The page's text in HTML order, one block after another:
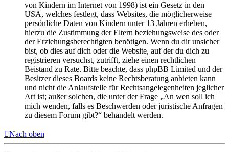
von Kindern im Internet von 1998) ist ein Gesetz in den
USA, welches festlegt, dass Websites, die möglicherweise
persönliche Daten von Kindern unter 13 Jahren erheben,
hierzu die Zustimmung der Eltern beziehungsweise des oder
der Erziehungsberechtigten benötigen. Wenn du dir unsicher
bist, ob dies auf dich oder die Website, auf der du dich zu
registrieren versuchst, zutrifft, ziehe einen rechtlichen
Beistand zu Rate. Bitte beachte, dass phpBB Limited und der
Besitzer dieses Boards keine Rechtsberatung anbieten kann
und nicht die Anlaufstelle für Rechtsangelegenheiten jeglicher
Art ist; außer solchen, die unter der Frage „An wen soll ich
mich wenden, falls es Beschwerden oder juristische Anfragen
zu diesem Forum gibt?“ behandelt werden.
Nach oben